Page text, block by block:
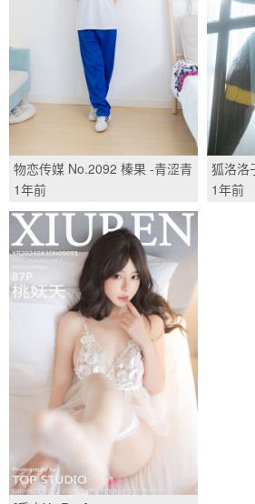
物恋传媒 No.2092 榛果 -青涩青
春/(150P)
1年前
狐洛洛
1年前